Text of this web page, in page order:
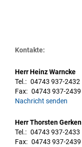
Kontakte:
Herr Heinz Warncke
Tel.: 04743 937-2432
Fax: 04743 937-2439
Nachricht senden
Herr Thorsten Gerken
Tel.: 04743 937-2433
Fax: 04743 937-2439